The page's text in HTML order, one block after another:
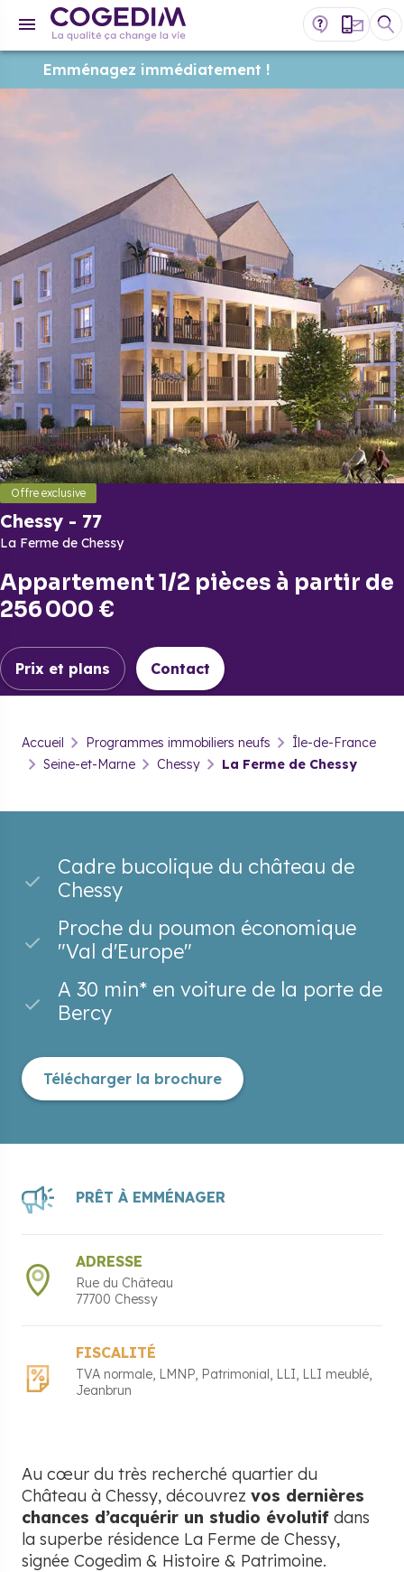
Offre exclusive
Chessy - 77
La Ferme de Chessy
Appartement 1/2 pièces à partir de
256 000 €
Prix et plans Contact
Emménagez immédiatement !
La Ferme de Chessy
Accueil Programmes immobiliers neufs
Île-de-France
Seine-et-Marne
Chessy La Ferme de Chessy
Cadre bucolique du château de
Chessy
Proche du poumon économique
"Val d'Europe"
A 30 min* en voiture de la porte de
Bercy
Télécharger la brochure
PRÊT À EMMÉNAGER
ADRESSE
Rue du Château
77700 Chessy
FISCALITÉ
TVA normale LMNP Patrimonial LLI LLI meublé
Jeanbrun
Au cœur du très recherché quartier du
Château à Chessy, découvrez vos dernières
chances d’acquérir un studio évolutif dans
la superbe résidence La Ferme de Chessy,
signée Cogedim & Histoire & Patrimoine.